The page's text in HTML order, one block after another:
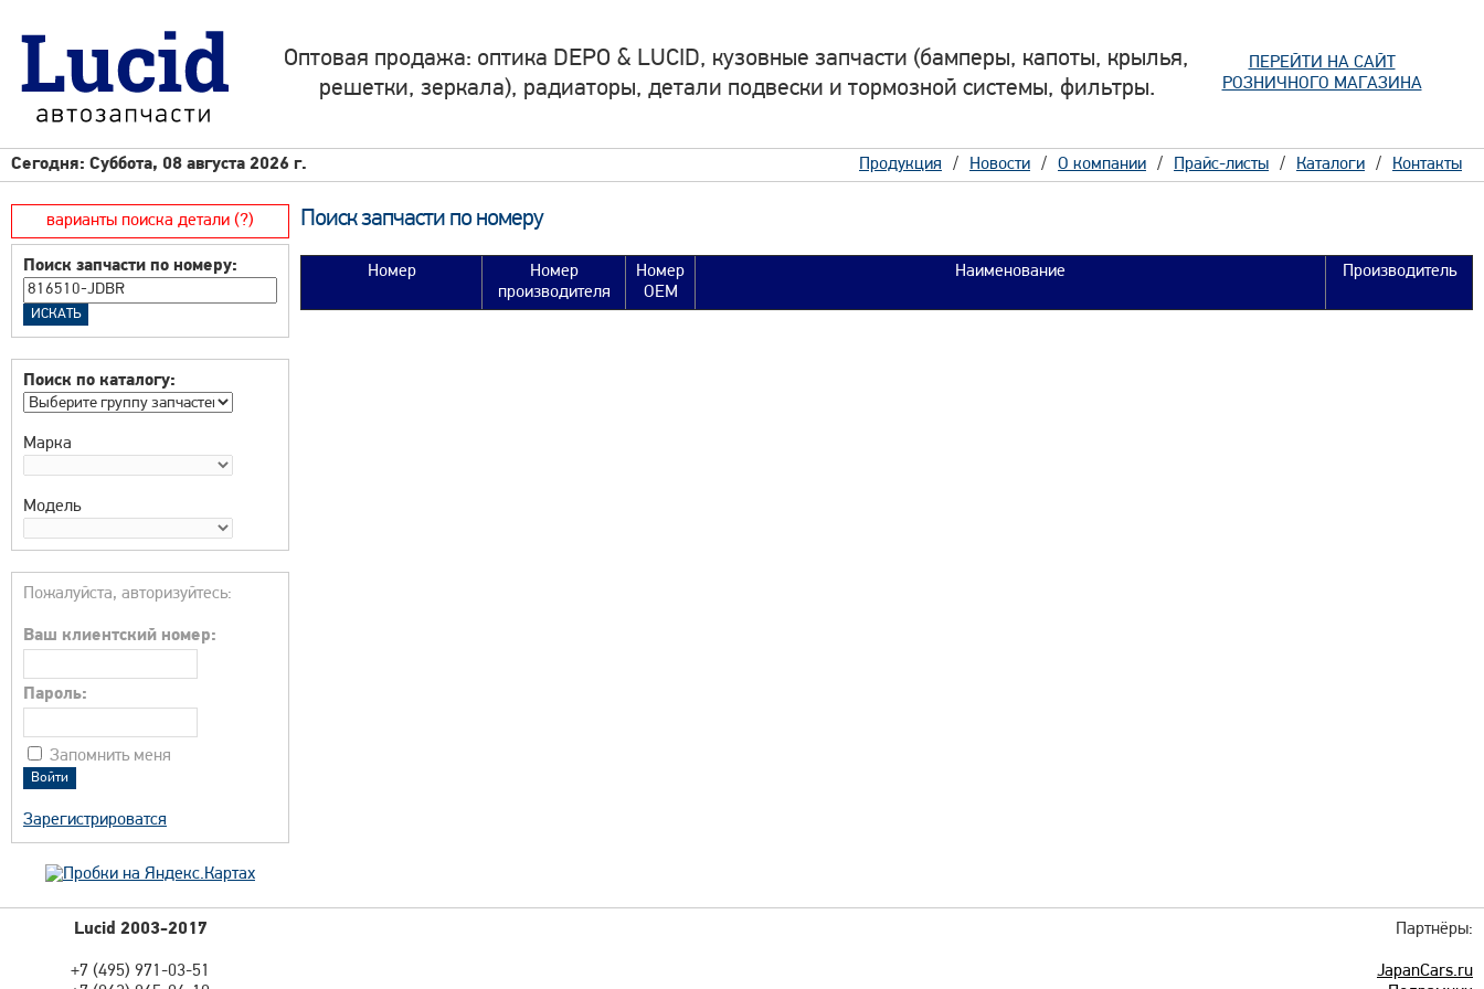
Оптовая продажа: оптика DEPO & LUCID, кузовные запчасти (бамперы, капоты, крылья,
решетки, зеркала), радиаторы, детали подвески и тормозной системы, фильтры.
ПЕРЕЙТИ НА САЙТ
РОЗНИЧНОГО МАГАЗИНА
Сегодня: Суббота, 08 августа 2026 г. Продукция Новости О компании Прайс-листы Каталоги Контакты
варианты поиска детали (?)
Поиск запчасти по номеру:
Поиск по каталогу:
Марка
Модель
Пожалуйста, авторизуйтесь:
Ваш клиентский номер:
Пароль:
Запомнить меня
Зарегистрироватся
Поиск запчасти по номеру
Номер
Номер
производителя
Номер
OEM
Наименование Производитель
Lucid 2003-2017
+7 (495) 971-03-51
Партнёры:
JapanCars.ru